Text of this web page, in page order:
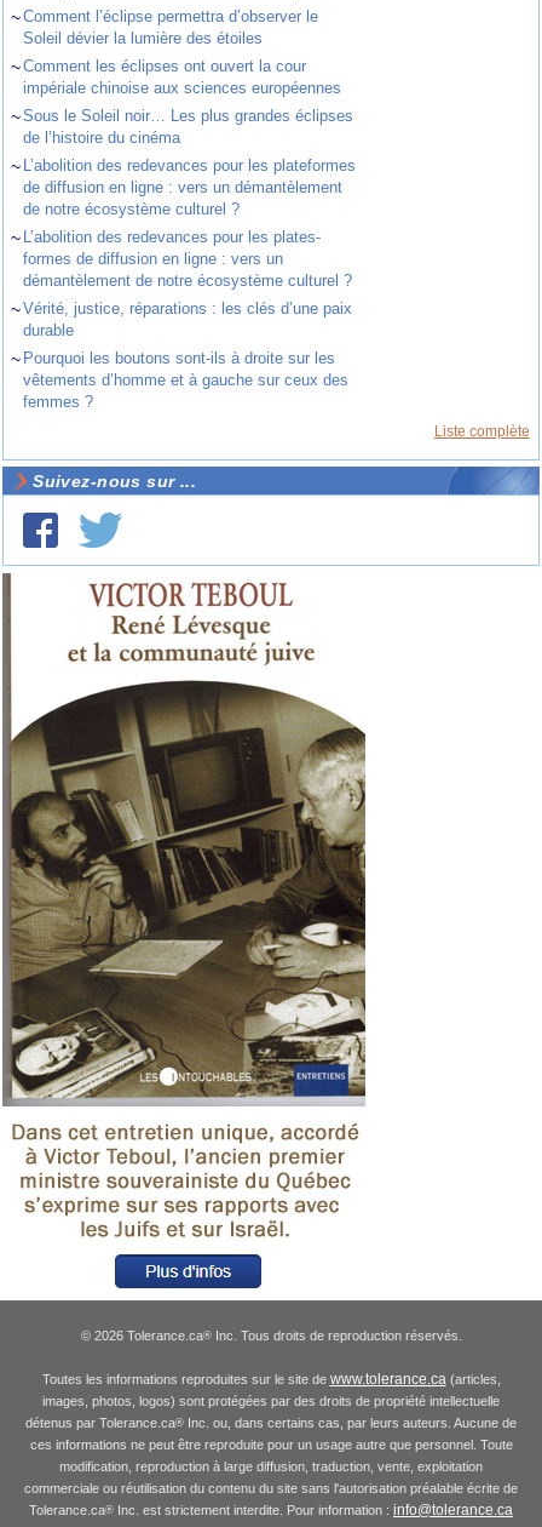
~Comment l’éclipse permettra d’observer le
Soleil dévier la lumière des étoiles
~Comment les éclipses ont ouvert la cour
impériale chinoise aux sciences européennes
~Sous le Soleil noir… Les plus grandes éclipses
de l’histoire du cinéma
~ L’abolition des redevances pour les plateformes
de diffusion en ligne : vers un démantèlement
de notre écosystème culturel ?
~ L’abolition des redevances pour les plates-
formes de diffusion en ligne : vers un
démantèlement de notre écosystème culturel ?
~Vérité, justice, réparations : les clés d’une paix
durable
~ Pourquoi les boutons sont-ils à droite sur les
vêtements d’homme et à gauche sur ceux des
femmes ?
Liste complète
Suivez-nous sur ...
© 2026 Tolerance.ca®Inc. Tous droits de reproduction réservés.
Toutes les informations reproduites sur le site de www.tolerance.ca(articles,
images, photos, logos) sont protégées par des droits de propriété intellectuelle
détenus par Tolerance.ca® Inc. ou, dans certains cas, par leurs auteurs. Aucune de
ces informations ne peut être reproduite pour un usage autre que personnel. Toute
modification, reproduction à large diffusion, traduction, vente, exploitation
commerciale ou réutilisation du contenu du site sans l'autorisation préalable écrite de
Tolerance.ca® Inc. est strictement interdite. Pour information : info@tolerance.ca